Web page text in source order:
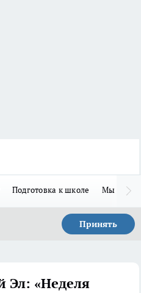
Подготовка к школе Мы в MAX
Принять
Эл: «Неделя